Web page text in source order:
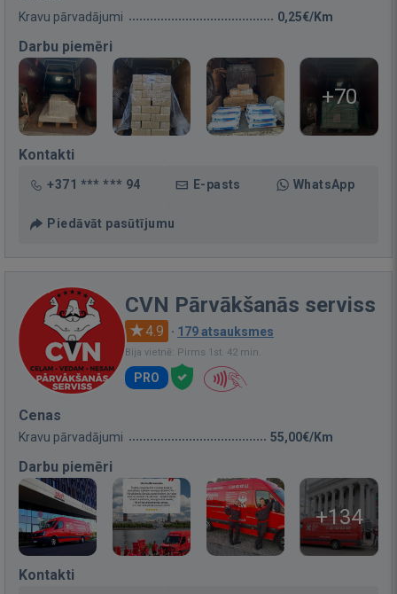
Kravu pārvadājumi 0,25€/Km
Darbu piemēri
+70
Kontakti
+371 *** *** 94 E-pasts WhatsApp
Piedāvāt pasūtījumu
CVN Pārvākšanās serviss
4.9 · 179 atsauksmes
Bija vietnē: Pirms 1st. 42 min.
PRO
Cenas
Kravu pārvadājumi 55,00€/Km
Darbu piemēri
+134
Kontakti